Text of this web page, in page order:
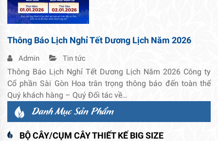
Thông Báo Lịch Nghỉ Tết Dương Lịch Năm 2026
Admin Tin tức
Thông Báo Lịch Nghỉ Tết Dương Lịch Năm 2026 Công ty
Cổ phần Sài Gòn Hoa trân trọng thông báo đến toàn thể
Quý khách hàng – Quý Đối tác về…
Danh Mục Sản Phẩm
BỘ CÂY/CỤM CÂY THIẾT KẾ BIG SIZE